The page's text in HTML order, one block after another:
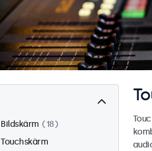
Bildskärm
18
Touchskärm